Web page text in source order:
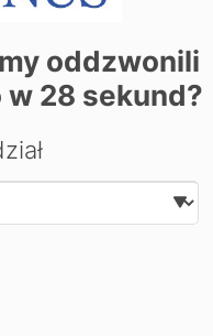
tutaj i zapisz się on-
oddzwonili
w 28 sekund?